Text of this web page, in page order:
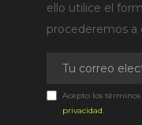
ello utilice el
procederemos a
Acepto los
privacidad.